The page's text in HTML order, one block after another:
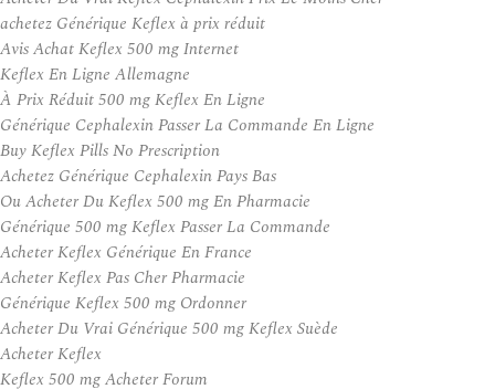
achetez Générique Keflex à prix réduit
Avis Achat Keflex 500 mg Internet
Keflex En Ligne Allemagne
À Prix Réduit 500 mg Keflex En Ligne
Générique Cephalexin Passer La Commande En Ligne
Buy Keflex Pills No Prescription
Achetez Générique Cephalexin Pays Bas
Ou Acheter Du Keflex 500 mg En Pharmacie
Générique 500 mg Keflex Passer La Commande
Acheter Keflex Générique En France
Acheter Keflex Pas Cher Pharmacie
Générique Keflex 500 mg Ordonner
Acheter Du Vrai Générique 500 mg Keflex Suède
Acheter Keflex
Keflex 500 mg Acheter Forum